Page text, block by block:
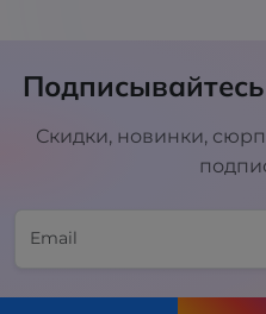
Скидки, новинки,